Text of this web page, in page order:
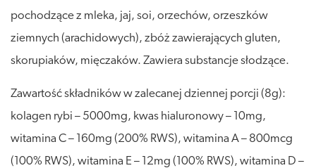
pochodzące z mleka, jaj, soi, orzechów, orzeszków
ziemnych (arachidowych), zbóż zawierających gluten,
skorupiaków, mięczaków. Zawiera substancje słodzące.
Zawartość składników w zalecanej dziennej porcji (8g):
kolagen rybi – 5000mg, kwas hialuronowy – 10mg,
witamina C – 160mg (200% RWS), witamina A – 800mcg
(100% RWS), witamina E – 12mg (100% RWS), witamina D –